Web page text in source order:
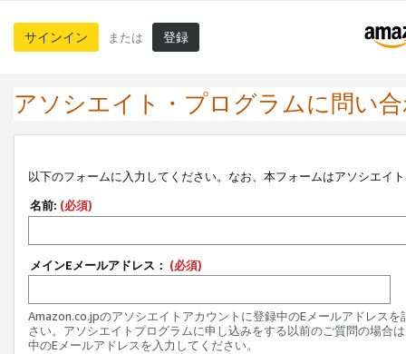
サインイン または 登録
アソシエイト・プログラムに問い
以下のフォームに入力してください。なお、本フォームはアソシエイ
名前: (必須)
メインEメールアドレス： (必須)
Amazon.co.jpのアソシエイトアカウントに登録中のEメールアドレスを
さい。アソシエイトプログラムに申し込みをする以前のご質問の場合
中のEメールアドレスを入力してください。